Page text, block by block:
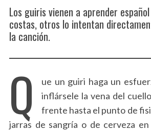
Los guiris vienen a aprender
costas, otros lo intentan
la canción.
Q
ue un guiri haga un
inflársele la vena del
frente hasta el punto de
jarras de sangría o de cerveza